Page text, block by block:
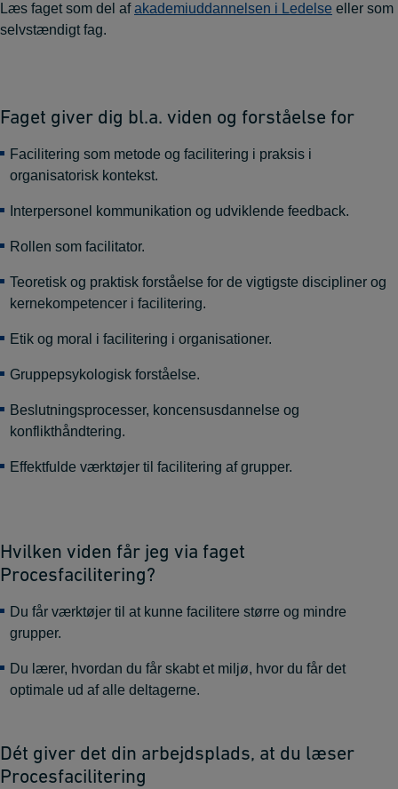
Læs faget som del afakademiuddannelsen i Ledelse eller som
selvstændigt fag.
Faget giver dig bl.a. viden og forståelse for
Facilitering som metode og facilitering i praksis i
organisatorisk kontekst.
Interpersonel kommunikation og udviklende feedback.
Rollen som facilitator.
Teoretisk og praktisk forståelse for de vigtigste discipliner og
kernekompetencer i facilitering.
Etik og moral i facilitering i organisationer.
Gruppepsykologisk forståelse.
Beslutningsprocesser, koncensusdannelse og
konflikthåndtering.
Effektfulde værktøjer til facilitering af grupper.
Hvilken viden får jeg via faget
Procesfacilitering?
Du får værktøjer til at kunne facilitere større og mindre
grupper.
Du lærer, hvordan du får skabt et miljø, hvor du får det
optimale ud af alle deltagerne.
Dét giver det din arbejdsplads, at du læser
Procesfacilitering